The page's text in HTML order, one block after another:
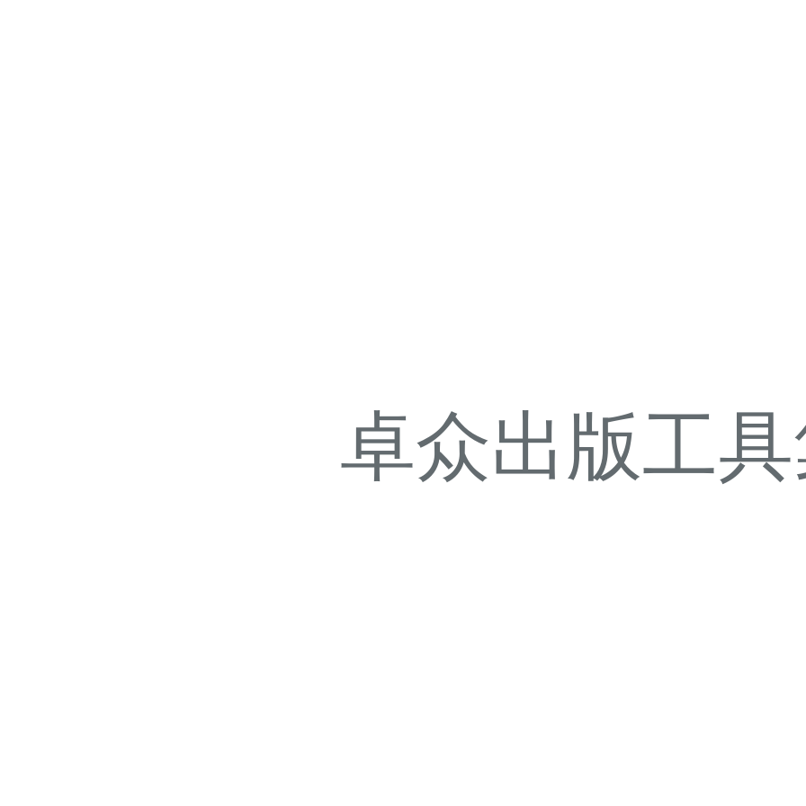
卓众出版工